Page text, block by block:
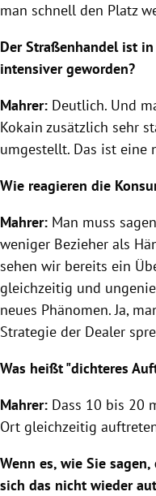
man schnell den Platz
DerStraßenhandelist in
intensiver geworden?
Mahrer: Deutlich. Und
Kokain zusätzlich sehr
umgestellt. Das ist eine
Wie reagieren die
Mahrer: Man muss
weniger Bezieher als
sehen wir bereits ein
gleichzeitig und
neues Phänomen. Ja,
Strategie der Dealer
Was heißt "dichteres
Mahrer: Dass 10 bis 20
Ort gleichzeitig
Wenn es, wie Sie
sich das nicht wieder